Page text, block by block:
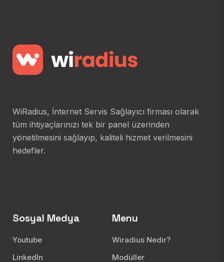
WiRadius, İnternet Servis Sağlayıcı firması olarak
tüm ihtiyaçlarınızı tek bir panel üzerinden
yönetilmesini sağlayıp, kaliteli hizmet verilmesini
hedefler.
Sosyal Medya
Youtube
LinkedIn
Menu
Wiradius Nedir?
Modüller